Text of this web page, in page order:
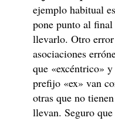
ejemplo habitual
pone punto al
llevarlo. Otro error
asociaciones
que «excéntrico»
prefijo «ex» van
otras que no
llevan. Seguro